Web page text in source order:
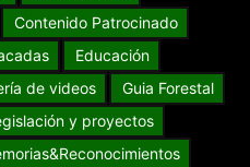
Contenido Patrocinado
Educación
de videos
Guia Forestal
y proyectos